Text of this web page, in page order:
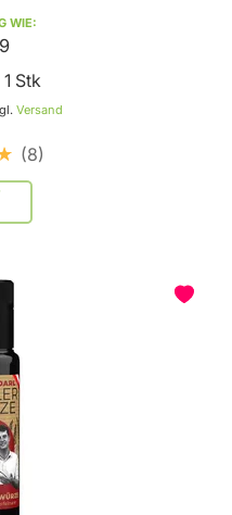
WIE
Versand
1 Stk
8
den Warenkorb